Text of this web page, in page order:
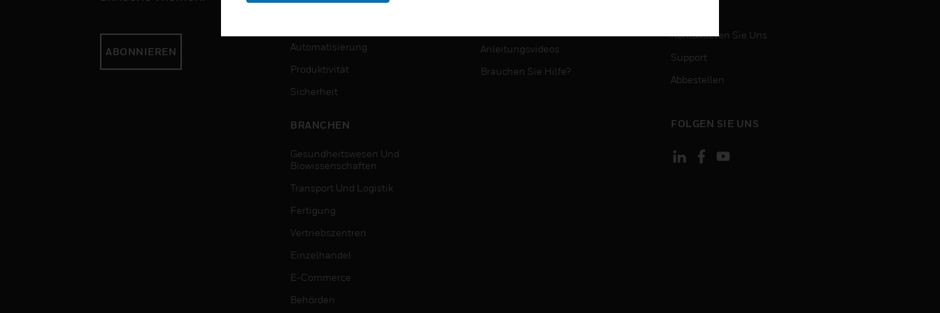
ABONNIEREN
Automatisierung
Produktivität
Sicherheit
BRANCHEN
Gesundheitswesen Und
Biowissenschaften
Transport Und Logistik
Fertigung
Vertriebszentren
Einzelhandel
E-Commerce
Behörden
Anleitungsvideos
Brauchen Sie Hilfe?
Kontaktieren Sie Uns
Support
Abbestellen
FOLGEN SIE UNS